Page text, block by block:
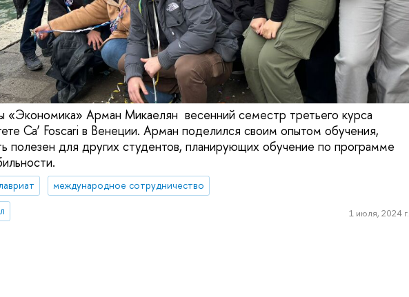
«Экономика» Арман Микаелян весенний семестр третьего курса
Ca’ Foscari в Венеции. Арман поделился своим опытом обучения,
полезен для других студентов, планирующих обучение по программе
международное сотрудничество
1 июля, 2024 г.